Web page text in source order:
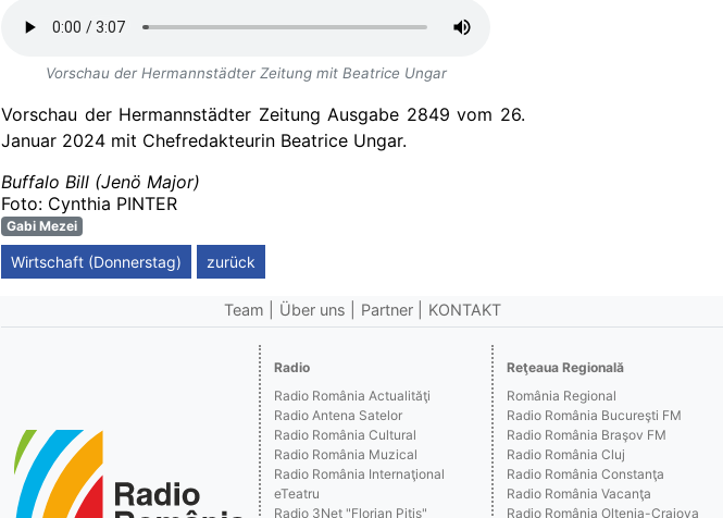
Vorschau der Hermannstädter Zeitung mit Beatrice Ungar
Vorschau der Hermannstädter Zeitung Ausgabe 2849 vom 26.
Januar 2024 mit Chefredakteurin Beatrice Ungar.
Buffalo Bill (Jenö Major)
Foto: Cynthia PINTER
Gabi Mezei
Wirtschaft (Donnerstag) zurück
Team Über uns Partner KONTAKT
Radio
Radio România Actualităţi
Radio Antena Satelor
Radio România Cultural
Radio România Muzical
Radio România Internaţional
eTeatru
Radio 3Net "Florian Pitiş"
Reţeaua Regională
România Regional
Radio România Bucureşti FM
Radio România Braşov FM
Radio România Cluj
Radio România Constanţa
Radio România Vacanţa
Radio România Oltenia-Craiova